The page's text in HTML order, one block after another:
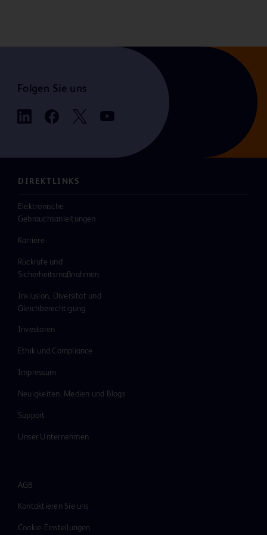
Brust an diesen haften bleibt).
Bitte ziehen Sie die Produktkennzeichnung
und -beileger zu Rate, um sich über
Indikationen, Kontraindikationen, Risiken,
Warnhinweise, Vorsichtsmaßnahmen und
BD-74915
Folgen Sie uns
DIREKTLINKS
Elektronische
Gebrauchsanleitungen
Karriere
Rückrufe und
Sicherheitsmaßnahmen
Inklusion, Diversität und
Gleichberechtigung
Investoren
Ethik und Compliance
Impressum
Neuigkeiten, Medien und Blogs
Support
Unser Unternehmen
AGB
Kontaktieren Sie uns
Cookie-Einstellungen